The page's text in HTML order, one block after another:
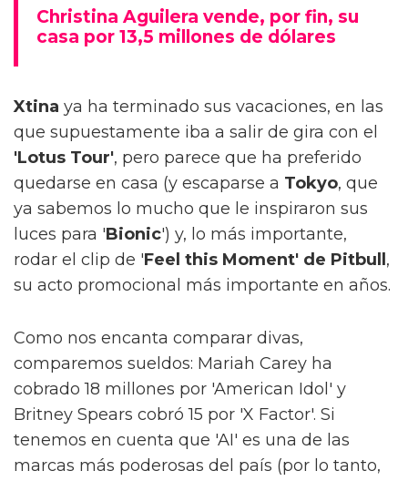
Christina Aguilera vende, por fin, su
casa por 13,5 millones de dólares
Xtina ya ha terminado sus vacaciones, en las
que supuestamente iba a salir de gira con el
'Lotus Tour', pero parece que ha preferido
quedarse en casa (y escaparse a Tokyo, que
ya sabemos lo mucho que le inspiraron sus
luces para 'Bionic') y, lo más importante,
rodar el clip de 'Feel this Moment' de Pitbull ,
su acto promocional más importante en años.
Como nos encanta comparar divas,
comparemos sueldos: Mariah Carey ha
cobrado 18 millones por 'American Idol' y
Britney Spears cobró 15 por 'X Factor'. Si
tenemos en cuenta que 'AI' es una de las
marcas más poderosas del país (por lo tanto,